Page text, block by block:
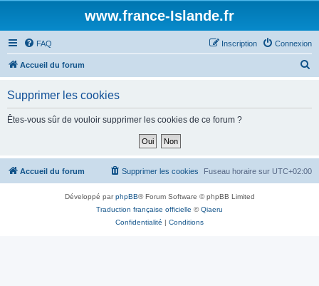
www.france-Islande.fr
FAQ Connexion
Inscription
Accueil du forum
h
Supprimer les cookies
Êtes-vous sûr de vouloir supprimer les cookies de ce forum ?
Accueil du forum Fuseau horaire sur UTC+02:00
Supprimer les cookies
Développé parphpBB® Forum Software © phpBB Limited
Traduction française officielle ©Qiaeru
Confidentialité | Conditions